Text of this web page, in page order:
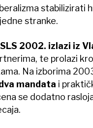
stabilizirati
stranke.
2002. izlazi iz
te prolazi
Na izborima
mandata i
se dodatno